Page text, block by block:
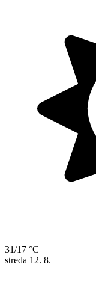
31/17 °C
streda 12. 8.